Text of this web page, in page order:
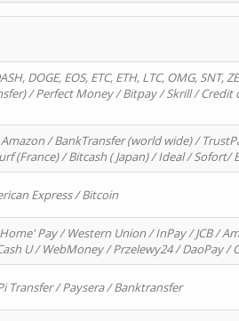
DOGE, EOS, ETC, ETH, LTC, OMG, SNT,
/ Perfect Money / Bitpay / Skrill / Credit
/ BankTransfer (world wide) /
(France) / Bitcash ( Japan) / Ideal / Sofort/
Express / Bitcoin
Pay / Western Union / InPay / JCB /
U / WebMoney / Przelewy24 / DaoPay /
Transfer / Paysera / Banktransfer